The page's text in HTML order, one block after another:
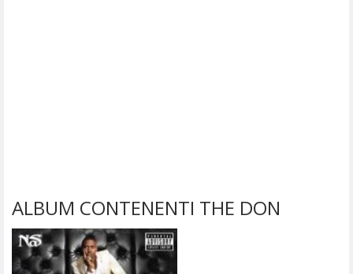
ALBUM CONTENENTI THE DON